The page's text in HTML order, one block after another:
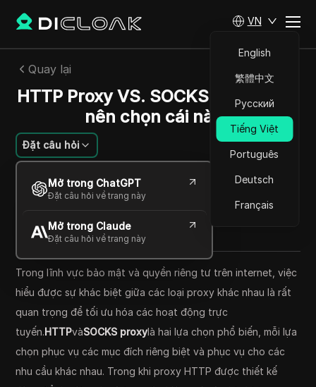
VN
English
繁體中文
Русский
Tiếng Việt
Português
Deutsch
Français
Quay lại
HTTP Proxy VS. SOCKS Proxy: Bạn
nên chọn cái nào?
Đặt câu hỏi
Mở trong ChatGPT
Đặt câu hỏi về trang này
Mở trong Claude
Đặt câu hỏi về trang này
Jessica Wardell
08 Th10 2024 31
Đọc trong giây phút
Copy Link
Trong lĩnh vực bảo mật và quyền riêng tư trên internet, việc
hiểu được sự khác biệt giữa các loại proxy khác nhau là rất
quan trọng để tối ưu hóa các hoạt động trực
tuyến.HTTPvàSOCKS proxylà hai lựa chọn phổ biến, mỗi lựa
chọn phục vụ các mục đích riêng biệt và phục vụ cho các
nhu cầu khác nhau. Trong khi proxy HTTP được thiết kế